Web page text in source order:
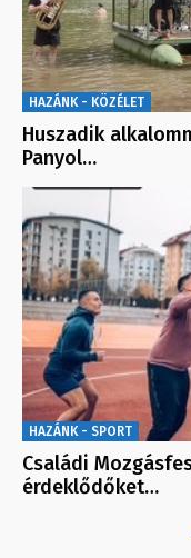
HAZÁNK - KÖZÉLET
Huszadik
Panyol…
HAZÁNK - SPORT
Családi
érdeklődőket…